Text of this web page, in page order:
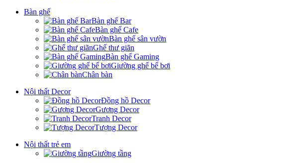
Bàn ghế
Bàn ghế Bar
Bàn ghế Cafe
Bàn ghế sân vườn
Ghế thư giãn
Bàn ghế Gaming
Giường ghế bể bơi
Chân bàn
Nội thất Decor
Đồng hồ Decor
Gương Decor
Tranh Decor
Tượng Decor
Nội thất trẻ em
Giường tầng